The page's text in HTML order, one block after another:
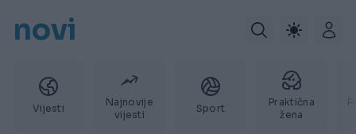
novi
Vijesti
Najnovije
vijesti
Sport
Praktična
žena